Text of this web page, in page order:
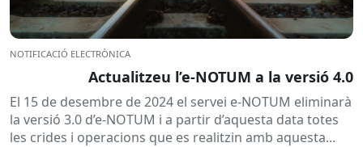
NOTIFICACIÓ ELECTRÒNICA
Actualitzeu l’e-NOTUM a la versió 4.0
El 15 de desembre de 2024 el servei e-NOTUM eliminarà
la versió 3.0 d’e-NOTUM i a partir d’aquesta data totes
les crides i operacions que es realitzin amb aquesta...